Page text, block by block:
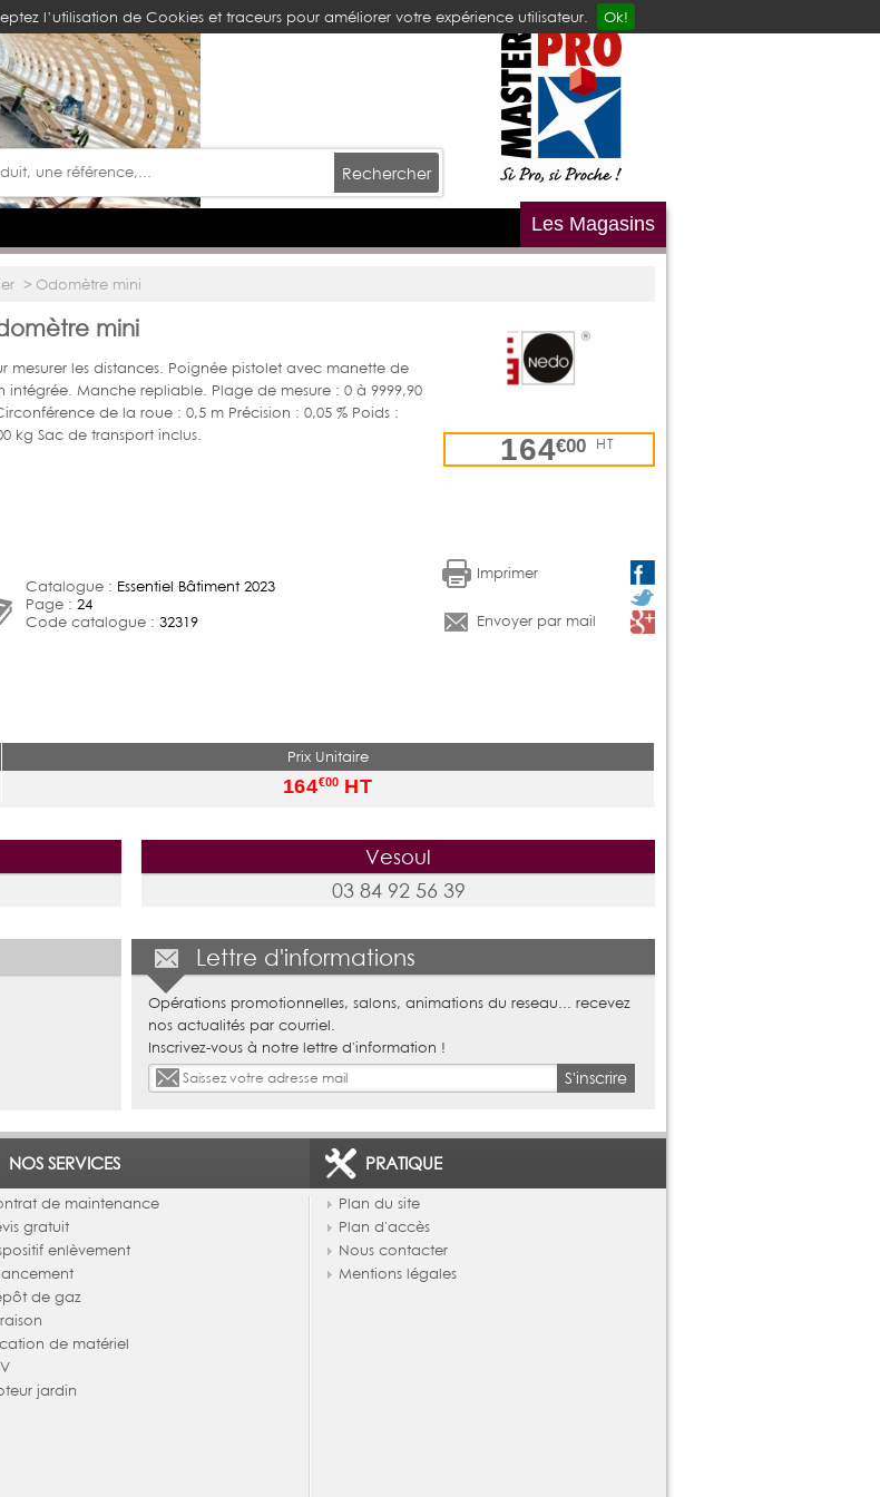
l’utilisation de Cookies et traceurs pour améliorer votre expérience utilisateur. Ok!
Rechercher
Les Magasins
> Odomètre mini
mini
mesurer les distances. Poignée pistolet avec manette de
intégrée. Manche repliable. Plage de mesure : 0 à 9999,90
de la roue : 0,5 m Précision : 0,05 % Poids :
kg Sac de transport inclus.
164€00 HT
Catalogue : Essentiel Bâtiment 2023
Page : 24
Code catalogue : 32319
Imprimer
Envoyer par mail
Prix Unitaire
164€00HT
Vesoul
03 84 92 56 39
Lettre d'informations
Opérations promotionnelles, salons, animations du reseau... recevez
nos actualités par courriel.
Inscrivez-vous à notre lettre d'information !
S'inscrire
NOS SERVICES
de maintenance
gratuit
enlèvement
de gaz
de matériel
jardin
PRATIQUE
Plan du site
Plan d'accès
Nous contacter
Mentions légales